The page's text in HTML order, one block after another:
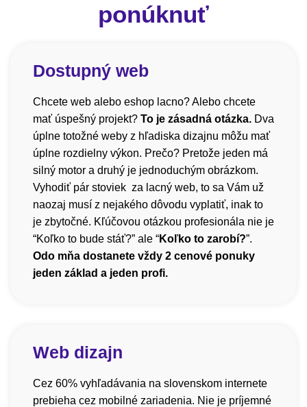
ponúknuť
Dostupný web
Chcete web alebo eshop lacno? Alebo chcete
mať úspešný projekt? To je zásadná otázka. Dva
úplne totožné weby z hľadiska dizajnu môžu mať
úplne rozdielny výkon. Prečo? Pretože jeden má
silný motor a druhý je jednoduchým obrázkom.
Vyhodiť pár stoviek za lacný web, to sa Vám už
naozaj musí z nejakého dôvodu vyplatiť, inak to
je zbytočné. Kľúčovou otázkou profesionála nie je
“Koľko to bude stáť?” ale “Koľko to zarobí?”.
Odo mňa dostanete vždy 2 cenové ponuky
jeden základ a jeden profi.
Web dizajn
Cez 60% vyhľadávania na slovenskom internete
prebieha cez mobilné zariadenia. Nie je príjemné